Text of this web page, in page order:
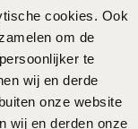
cookies. Ook
om de
te
wij en derde
onze website
wij en derden onze